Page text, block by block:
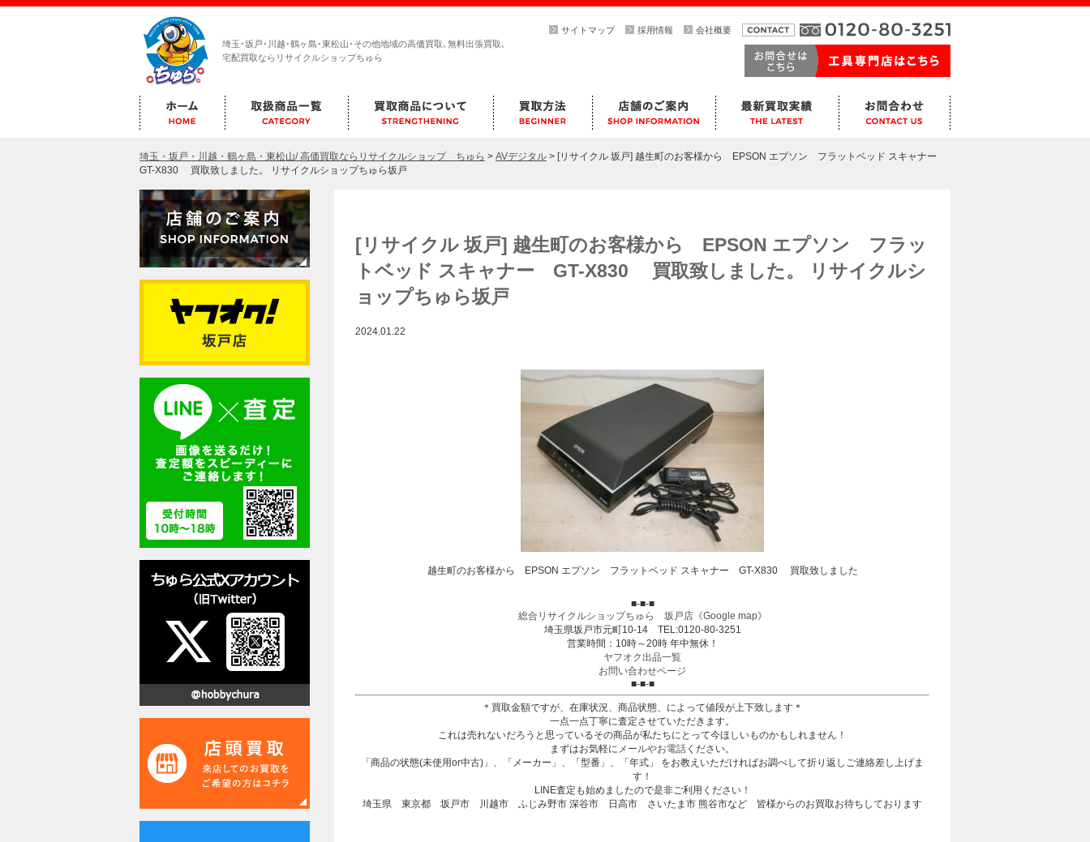
埼玉･坂戸･川越･鶴ヶ島･東松山･その他地域の高価買取､無料出張買取､
宅配買取ならリサイクルショップちゅら
サイトマップ 採用情報 会社概要
埼玉・坂戸・川越・鶴ヶ島・東松山/ 高価買取ならリサイクルショップ ちゅら > AVデジタル > [リサイクル 坂戸] 越生町のお客様から EPSON エプソン フラットベッド スキャナー
GT-X830 買取致しました。 リサイクルショップちゅら坂戸
[リサイクル 坂戸] 越生町のお客様から EPSON エプソン フラッ
トベッド スキャナー GT-X830 買取致しました。 リサイクルシ
ョップちゅら坂戸
2024.01.22
越生町のお客様から EPSON エプソン フラットベッド スキャナー GT-X830 買取致しました
■-■-■
総合リサイクルショップちゅら 坂戸店《Google map》
埼玉県坂戸市元町10-14 TEL:0120-80-3251
営業時間：10時～20時 年中無休！
ヤフオク出品一覧
お問い合わせページ
■-■-■
＊買取金額ですが、在庫状況、商品状態、によって値段が上下致します＊
一点一点丁寧に査定させていただきます。
これは売れないだろうと思っているその商品が私たちにとって今ほしいものかもしれません！
まずはお気軽に メールやお電話 ください。
「商品の状態(未使用or中古)」、「メーカー」、「型番」、「年式」 をお教えいただければお調べして折り返しご連絡差し上げま
す！
LINE査定も始めましたので是非ご利用ください！
埼玉県 東京都 坂戸市 川越市 ふじみ野市 深谷市 日高市 さいたま市 熊谷市など 皆様からのお買取お待ちしております